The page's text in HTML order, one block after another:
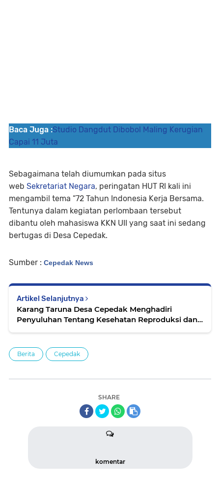
Baca Juga :Studio Dangdut Dibobol Maling Kerugian
Capai 11 Juta
Sebagaimana telah diumumkan pada situs
web Sekretariat Negara, peringatan HUT RI kali ini
mengambil tema “72 Tahun Indonesia Kerja Bersama.
Tentunya dalam kegiatan perlombaan tersebut
dibantu oleh mahasiswa KKN UII yang saat ini sedang
bertugas di Desa Cepedak.
Sumber : Cepedak News
Artikel Selanjutnya
Karang Taruna Desa Cepedak Menghadiri
Penyuluhan Tentang Kesehatan Reproduksi dan
Berita Cepedak
SHARE
komentar